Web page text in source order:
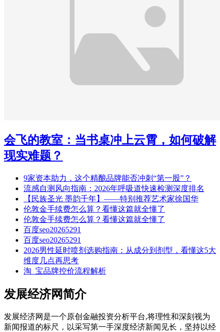
会飞的教室：当书桌冲上云霄，如何破解
现实难题？
9家资本助力，这个精酿品牌能否冲刺“第一股”？
流感自测风向指南：2026年呼吸道快速检测深度排名
【民族圣光 墨韵千年】——特别推荐艺术家徐国华
伦敦金手续费怎么算？看懂这篇就全懂了
伦敦金手续费怎么算？看懂这篇就全懂了
百度seo20265291
百度seo20265291
2026男性延时喷剂选购指南：从成分到剂型，看懂这5大
维度几点再思考
淘_宝品牌控价流程解析
发展经济网简介
发展经济网是一个原创金融投资分析平台,将理性和深刻视为
新闻报道的标尺，以采写第一手深度经济新闻见长，坚持以经